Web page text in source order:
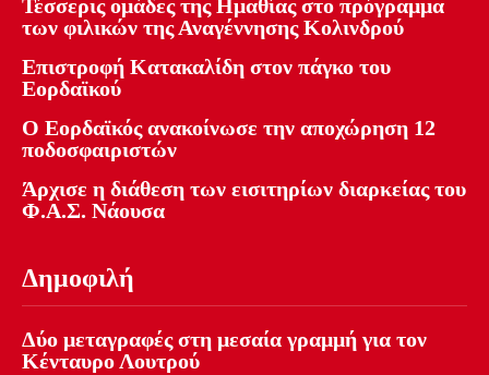
Τέσσερις ομάδες της Ημαθίας στο πρόγραμμα
των φιλικών της Αναγέννησης Κολινδρού
Επιστροφή Κατακαλίδη στον πάγκο του
Εορδαϊκού
Ο Εορδαϊκός ανακοίνωσε την αποχώρηση 12
ποδοσφαιριστών
Άρχισε η διάθεση των εισιτηρίων διαρκείας του
Φ.Α.Σ. Νάουσα
Δημοφιλή
Δύο μεταγραφές στη μεσαία γραμμή για τον
Κένταυρο Λουτρού